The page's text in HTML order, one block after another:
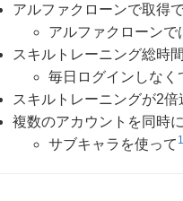
アルファクローンで取得
アルファクローンで
スキルトレーニング総時
毎日ログインしなく
スキルトレーニングが2倍
複数のアカウントを同時
サブキャラを使って